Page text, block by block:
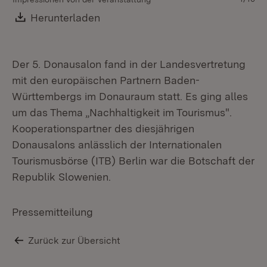
Download:
Herunterladen
Der 5. Donausalon fand in der Landesvertretung
mit den europäischen Partnern Baden-
Württembergs im Donauraum statt. Es ging alles
um das Thema „Nachhaltigkeit im Tourismus".
Kooperationspartner des diesjährigen
Donausalons anlässlich der Internationalen
Tourismusbörse (ITB) Berlin war die Botschaft der
Republik Slowenien.
Pressemitteilung
Zurück zur Übersicht